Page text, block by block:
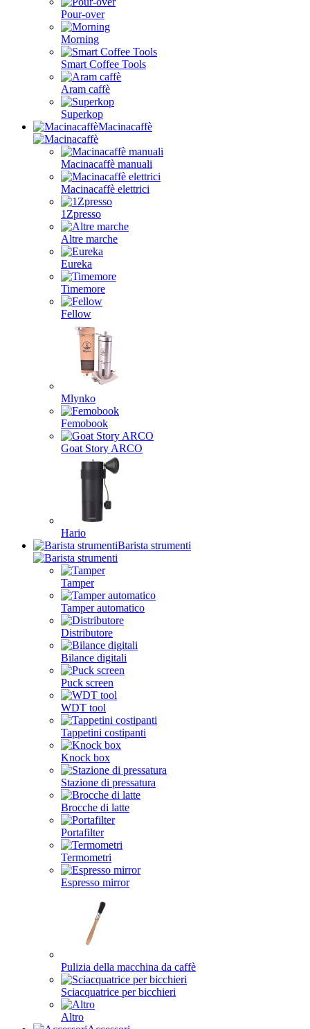
Pour-over
Morning
Smart Coffee Tools
Aram caffè
Superkop
Macinacaffè
Macinacaffè manuali
Macinacaffè elettrici
1Zpresso
Altre marche
Eureka
Timemore
Fellow
Mlynko
Femobook
Goat Story ARCO
Hario
Barista strumenti
Tamper
Tamper automatico
Distributore
Bilance digitali
Puck screen
WDT tool
Tappetini costipanti
Knock box
Stazione di pressatura
Brocche di latte
Portafilter
Termometri
Espresso mirror
Pulizia della macchina da caffè
Sciacquatrice per bicchieri
Altro